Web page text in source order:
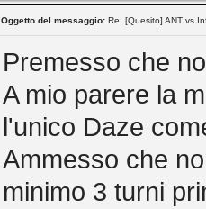
Oggetto del messaggio: Re: [Quesito] ANT vs
Premesso che
A mio parere la
l'unico Daze
Ammesso che
minimo 3 turni